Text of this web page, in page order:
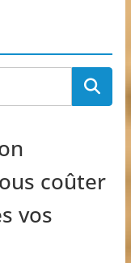
coûter
vos